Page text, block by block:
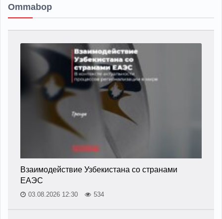
Ommabop
Взаимодействие Узбекистана со странами
ЕАЭС
03.08.2026 12:30 534